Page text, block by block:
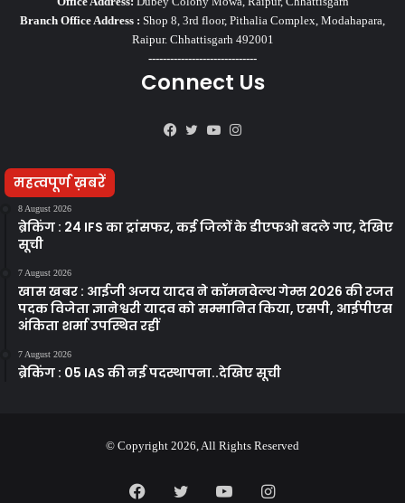
Branch Office Address : Shop 8, 3rd floor, Pithalia Complex, Modahapara,
Raipur. Chhattisgarh 492001
------------------------------
Connect Us
Facebook
TwitterYouTube
महत्वपूर्ण ख़बरें
8 August 2026
ब्रेकिंग : 24 IFS का ट्रांसफर, कई जिलों के डीएफओ बदले गए, देखिए
सूची
7 August 2026
खास खबर : आईजी अजय यादव ने कॉमनवेल्थ गेम्स 2026 की रजत
पदक विजेता ज्ञानेश्वरी यादव को सम्मानित किया, एसपी, आईपीएस
अंकिता शर्मा उपस्थित रहीं
7 August 2026
ब्रेकिंग : 05 IAS की नई पदस्थापना..देखिए सूची
© Copyright 2026, All Rights Reserved
FacebookTwitterYouTubeInstagram